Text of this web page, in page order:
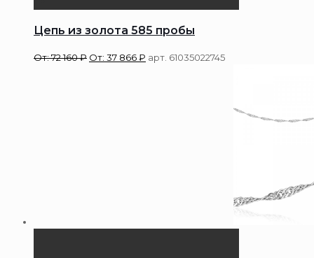
Цепь из золота 585 пробы
От:72 160₽ От: 37 866₽ арт. 61035022745